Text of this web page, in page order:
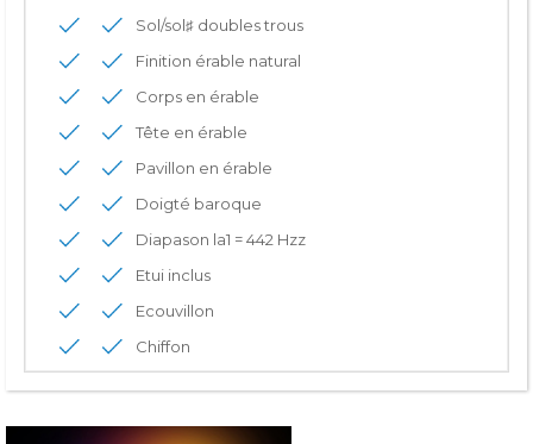
Sol/sol♯ doubles trous
Finition érable natural
Corps en érable
Tête en érable
Pavillon en érable
Doigté baroque
Diapason la1 = 442 Hzz
Etui inclus
Ecouvillon
Chiffon